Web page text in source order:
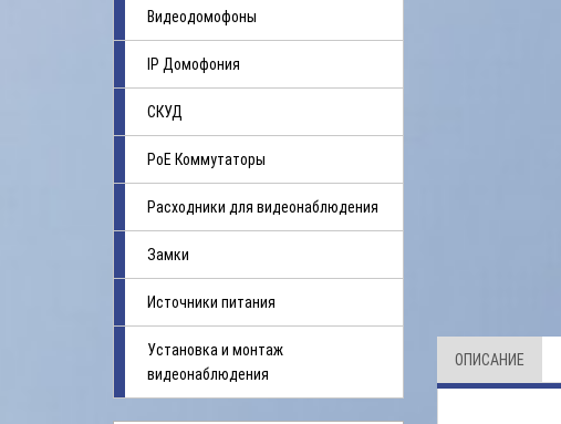
Видеодомофоны
IP Домофония
СКУД
PoE Коммутаторы
Расходники для видеонаблюдения
Замки
Источники питания
Установка и монтаж
видеонаблюдения
ОПИСАНИЕ